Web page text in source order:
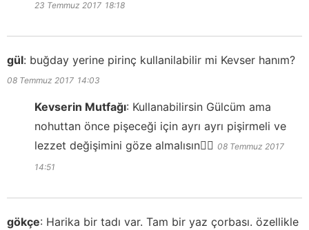
23 Temmuz 2017 18:18
gül: buğday yerine pirinç kullanilabilir mi Kevser hanım?
08 Temmuz 2017 14:03
Kevserin Mutfağı: Kullanabilirsin Gülcüm ama
nohuttan önce pişeceği için ayrı ayrı pişirmeli ve
lezzet değişimini göze almalısın👍🏻 08 Temmuz 2017
14:51
gökçe: Harika bir tadı var. Tam bir yaz çorbası. özellikle